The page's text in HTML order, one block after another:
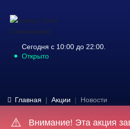
Сегодня с 10:00 до 22:00.
Открыто
Главная Акции Новости
⚠️ Внимание! Эта акция